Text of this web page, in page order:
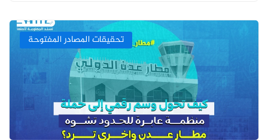
تحقيقات المصادر المفتوحة